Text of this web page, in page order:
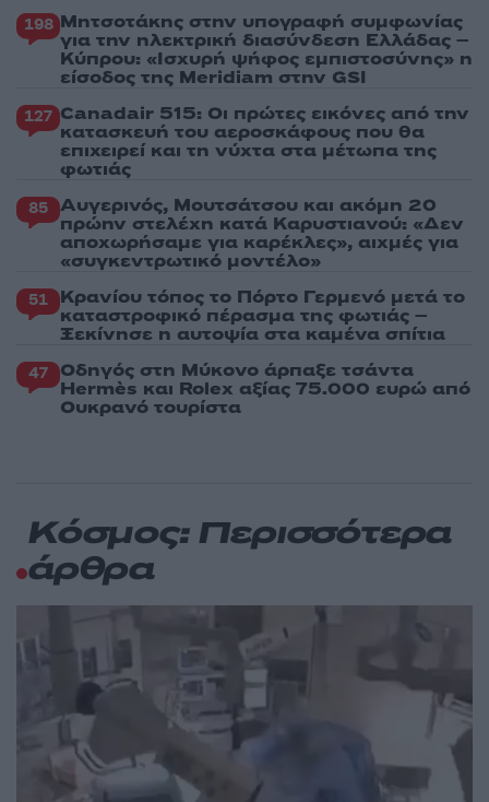
198 Μητσοτάκης στην υπογραφή συμφωνίας
για την ηλεκτρική διασύνδεση Ελλάδας –
Κύπρου: «Ισχυρή ψήφος εμπιστοσύνης» η
είσοδος της Meridiam στην GSI
127 Canadair 515: Οι πρώτες εικόνες από την
κατασκευή του αεροσκάφους που θα
επιχειρεί και τη νύχτα στα μέτωπα της
φωτιάς
85 Αυγερινός, Μουτσάτσου και ακόμη 20
πρώην στελέχη κατά Καρυστιανού: «Δεν
αποχωρήσαμε για καρέκλες», αιχμές για
«συγκεντρωτικό μοντέλο»
51 Κρανίου τόπος το Πόρτο Γερμενό μετά το
καταστροφικό πέρασμα της φωτιάς –
Ξεκίνησε η αυτοψία στα καμένα σπίτια
47 Οδηγός στη Μύκονο άρπαξε τσάντα
Hermès και Rolex αξίας 75.000 ευρώ από
Ουκρανό τουρίστα
Κόσμος: Περισσότερα
άρθρα